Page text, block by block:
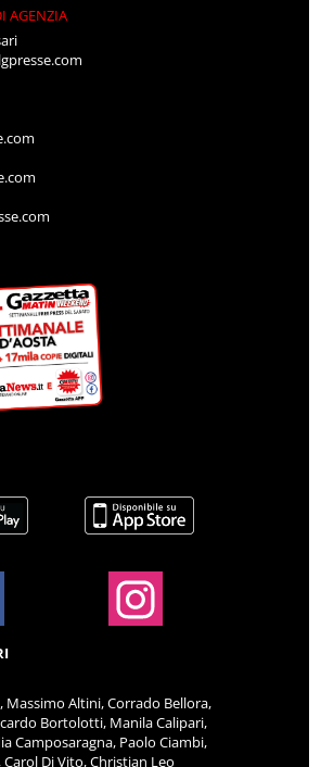
AGENZIA
Massimo Altini, Corrado Bellora,
Bortolotti, Manila Calipari,
Camposaragna, Paolo Ciambi,
Di Vito, Christian Leo